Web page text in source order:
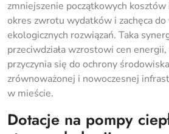
zmniejszenie początkowych
okres zwrotu wydatków i zachęca do
ekologicznych rozwiązań. Taka
przeciwdziała wzrostowi cen
przyczynia się do ochrony
zrównoważonej i nowoczesnej
w mieście.
Dotacje na pompy